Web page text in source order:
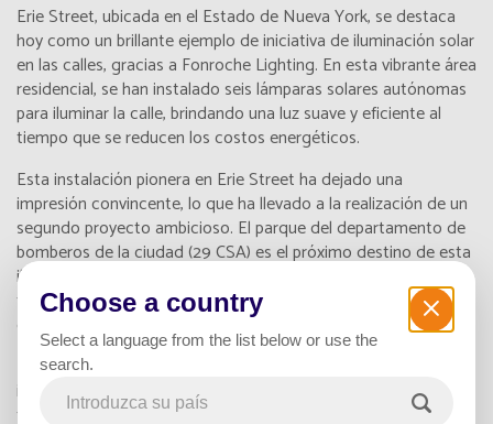
Erie Street, ubicada en el Estado de Nueva York, se destaca
hoy como un brillante ejemplo de iniciativa de iluminación solar
en las calles, gracias a Fonroche Lighting. En esta vibrante área
residencial, se han instalado seis lámparas solares autónomas
para iluminar la calle, brindando una luz suave y eficiente al
tiempo que se reducen los costos energéticos.
Esta instalación pionera en Erie Street ha dejado una
impresión convincente, lo que ha llevado a la realización de un
segundo proyecto ambicioso. El parque del departamento de
bomberos de la ciudad (29 CSA) es el próximo destino de esta
iluminación solar esclarecedora. Esta expansión demuestra la
flexibilidad y efectividad de las soluciones de iluminación solar
en las calles de Fonroche Lighting.
Los desafíos estaban claros: modernizar la infraestructura de
iluminación de la ciudad a la vez que se aligeran las cargas
financieras de la comunidad. A través de esta transición a la
Choose a country
Select a language from the list below or use the
search.